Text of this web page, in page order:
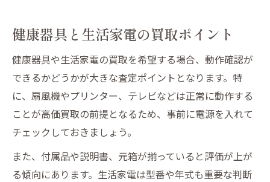
健康器具と生活家電の買取ポイント
健康器具や生活家電の買取を希望する場合、動作確認が
できるかどうかが大きな査定ポイントとなります。特
に、扇風機やプリンター、テレビなどは正常に動作する
ことが高価買取の前提となるため、事前に電源を入れて
チェックしておきましょう。
また、付属品や説明書、元箱が揃っていると評価が上が
る傾向にあります。生活家電は型番や年式も重要な判断